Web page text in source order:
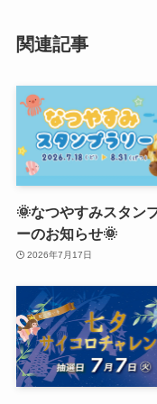
関連記事
🌞なつやすみスタン
ーのお知らせ🌞
2026年7月17日